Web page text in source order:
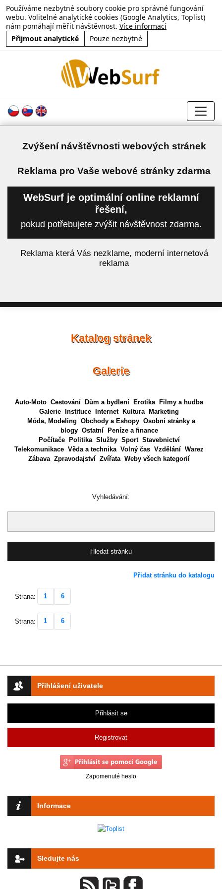
Používáme nezbytné soubory cookie pro správné fungování
webu. Volitelné analytické cookies (Google Analytics, Toplist)
nám pomáhají měřit návštěvnost. Více informací
Přijmout analytické
Pouze nezbytné
Zvýšení návštěvnosti webových stránek
Reklama pro Vaše webové stránky zdarma
WebSurf je optimální online reklamní
řešení,
pokud potřebujete zvýšit návštěvnost zdarma.
Reklama která Vás nezklame, moderní internetová
reklama
Přihlášení uživatele
Přihlásit se
Registrovat
Zapomenuté heslo
Informace
Sledujte nás
Katalog stránek
Galerie
Auto-Moto Cestování Dům a bydlení Erotika
Filmy a hudba
Galerie
Instituce Internet Kultura
Marketing
Móda, Modeling Obchody a Eshopy Osobní stránky a
blogy Ostatní
Peníze a finance
Počítače
Politika Služby Sport Stavebnictví
Telekomunikace Věda a technika Volný čas Vzdělání Warez
Zábava Zpravodajství Zvířata Weby všech kategorií
Vyhledávání:
Přidat stránku do katalogu
Strana: 1 6
Strana: 1 6